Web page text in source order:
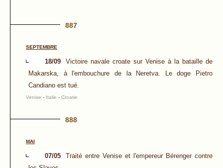
887
SEPTEMBRE
18/09
Victoire navale croate sur Venise à la bataille de
Makarska, à l'embouchure de la Neretva. Le doge Pietro
Candiano est tué.
Venise - Italie - Croatie
888
MAI
07/05
Traité entre Venise et l'empereur Bérenger contre